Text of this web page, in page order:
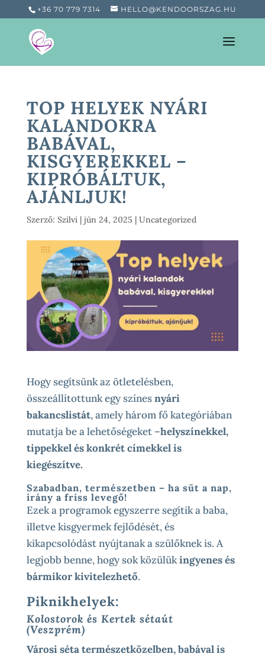
+36 70 779 7314 HELLO@KENDOORSZAG.HU
TOP HELYEK NYÁRI
KALANDOKRA
BABÁVAL,
KISGYEREKKEL –
KIPRÓBÁLTUK,
AJÁNLJUK!
Szerző: Szilvi| jún 24, 2025 | Uncategorized
Hogy segítsünk az ötletelésben,
összeállítottunk egy színesnyári
bakancslistát, amely három fő kategóriában
mutatja be a lehetőségeket –helyszínekkel,
tippekkel és konkrét címekkel is
kiegészítve.
Szabadban, természetben – ha süt a nap,
irány a friss levegő!
Ezek a programok egyszerre segítik a baba,
illetve kisgyermek fejlődését, és
kikapcsolódást nyújtanak a szülőknek is. A
legjobb benne, hogy sok közülükingyenes és
bármikor kivitelezhető.
Piknikhelyek:
Kolostorok és Kertek sétaút
(Veszprém)
Városi séta természetközelben, babával is